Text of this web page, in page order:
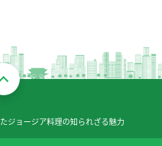
ジョージア料理の知られざる魅力